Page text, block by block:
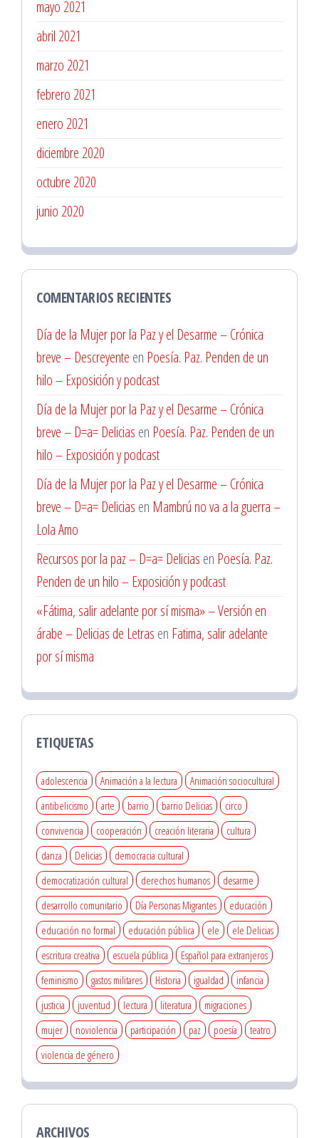
mayo 2021
abril 2021
marzo 2021
febrero 2021
enero 2021
diciembre 2020
octubre 2020
junio 2020
COMENTARIOS RECIENTES
Día de la Mujer por la Paz y el Desarme – Crónica
breve – Descreyente en Poesía. Paz. Penden de un
hilo – Exposición y podcast
Día de la Mujer por la Paz y el Desarme – Crónica
breve – D=a= Delicias en Poesía. Paz. Penden de un
hilo – Exposición y podcast
Día de la Mujer por la Paz y el Desarme – Crónica
breve – D=a= Delicias en Mambrú no va a la guerra –
Lola Amo
Recursos por la paz – D=a= Delicias en Poesía. Paz.
Penden de un hilo – Exposición y podcast
«Fátima, salir adelante por sí misma» – Versión en
árabe – Delicias de Letras en Fatima, salir adelante
por sí misma
ETIQUETAS
adolescencia Animación a la lectura
Animación sociocultural
antibelicismo
arte barrio barrio Delicias
circo
convivencia
cooperación creación literaria
cultura
danza
Delicias
democracia cultural
democratización cultural
derechos humanos
desarme
desarrollo comunitario
Día Personas Migrantes
educación
educación no formal
educación pública ele
ele Delicias
escritura creativa
escuela pública
Español para extranjeros
feminismo
gastos militares Historia igualdad
infancia
justicia
juventud lectura literatura
migraciones
mujer
noviolencia participación paz poesía
teatro
violencia de género
ARCHIVOS